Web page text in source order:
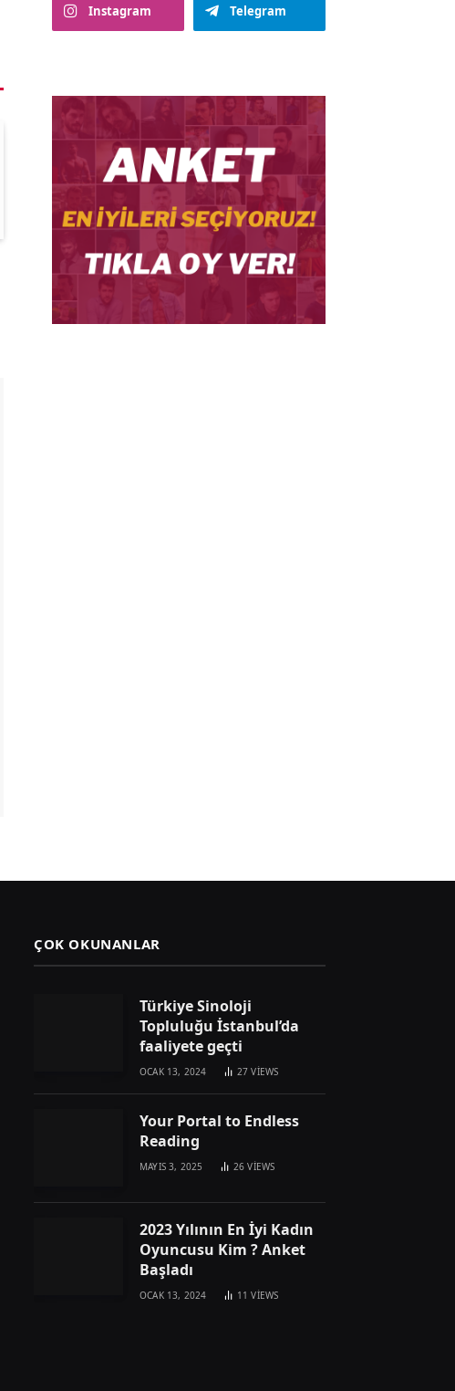
Instagram Telegram
ÇOK OKUNANLAR
Türkiye Sinoloji
Topluluğu İstanbul’da
faaliyete geçti
OCAK 13, 2024 27VIEWS
Your Portal to Endless
Reading
MAYIS 3, 2025 26VIEWS
2023 Yılının En İyi Kadın
Oyuncusu Kim ? Anket
Başladı
OCAK 13, 2024 11VIEWS